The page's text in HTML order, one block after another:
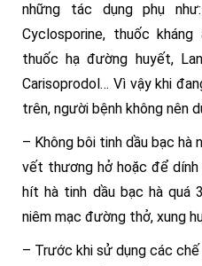
những tác dụng phụ
Cyclosporine, thuốc
thuốc hạ đường huyết,
Carisoprodol… Vì vậy khi
trên, người bệnh không nên
– Không bôi tinh dầu bạc
vết thương hở hoặc để dính
hít hà tinh dầu bạc hà
niêm mạc đường thở, xung
– Trước khi sử dụng các